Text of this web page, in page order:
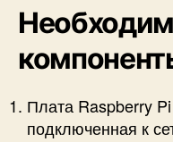
Плата Raspberry
подключенная к